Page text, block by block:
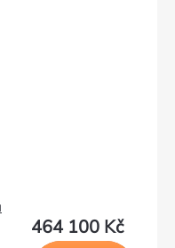
464 100 Kč